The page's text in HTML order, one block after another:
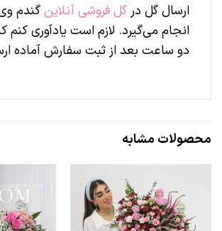
ارسال گل در گل فروشی آنلاینگندم
انجام می‌گیرد. لازم است یادآوری
دو ساعت بعد از ثبت سفارش آماده
محصولات مشابه